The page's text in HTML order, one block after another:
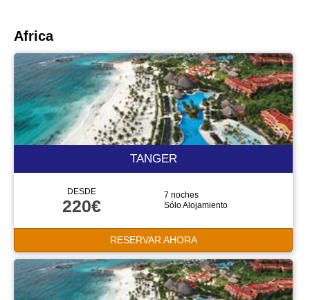
Africa
TANGER
DESDE
220€
7 noches
Sólo Alojamiento
RESERVAR AHORA